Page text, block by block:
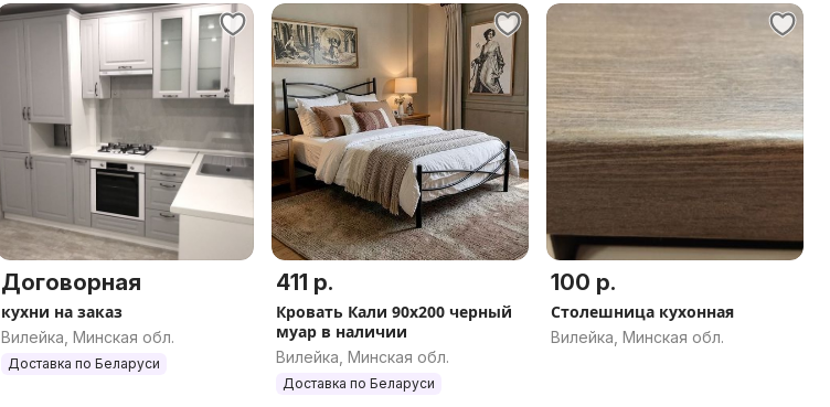
Договорная
кухни на заказ
Вилейка, Минская обл.
Доставка по Беларуси
411 р.
Кровать Кали 90х200 черный
муар в наличии
Вилейка, Минская обл.
Доставка по Беларуси
100 р.
Столешница кухонная
Вилейка, Минская обл.